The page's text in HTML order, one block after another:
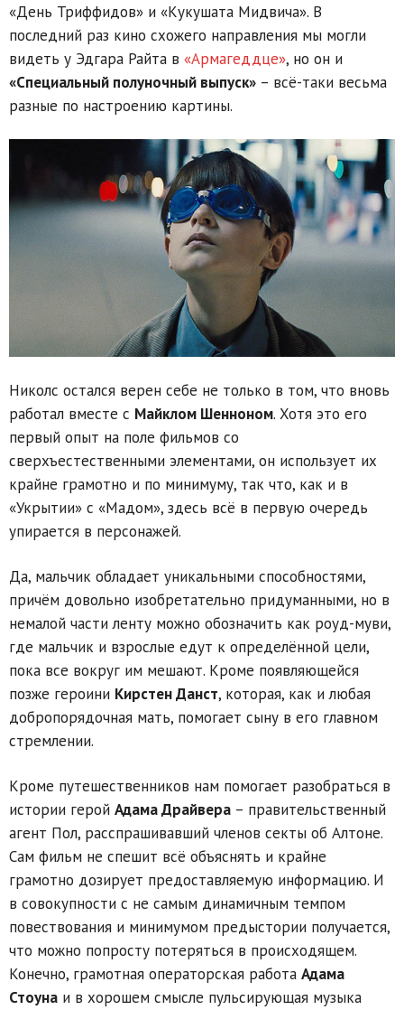
«День Триффидов» и «Кукушата Мидвича». В
последний раз кино схожего направления мы могли
видеть у Эдгара Райта в «Армагеддце», но он и
«Специальный полуночный выпуск» – всё-таки весьма
разные по настроению картины.
Николс остался верен себе не только в том, что вновь
работал вместе с Майклом Шенноном. Хотя это его
первый опыт на поле фильмов со
сверхъестественными элементами, он использует их
крайне грамотно и по минимуму, так что, как и в
«Укрытии» с «Мадом», здесь всё в первую очередь
упирается в персонажей.
Да, мальчик обладает уникальными способностями,
причём довольно изобретательно придуманными, но в
немалой части ленту можно обозначить как роуд-муви,
где мальчик и взрослые едут к определённой цели,
пока все вокруг им мешают. Кроме появляющейся
позже героини Кирстен Данст, которая, как и любая
добропорядочная мать, помогает сыну в его главном
стремлении.
Кроме путешественников нам помогает разобраться в
истории герой Адама Драйвера – правительственный
агент Пол, расспрашивавший членов секты об Алтоне.
Сам фильм не спешит всё объяснять и крайне
грамотно дозирует предоставляемую информацию. И
в совокупности с не самым динамичным темпом
повествования и минимумом предыстории получается,
что можно попросту потеряться в происходящем.
Конечно, грамотная операторская работа Адама
Стоуна и в хорошем смысле пульсирующая музыка